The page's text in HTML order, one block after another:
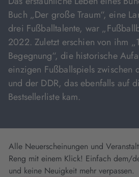
Buch „Der große Traum“, eine
drei Fußballtalente, war
2022. Zuletzt erschien von ihm
Begegnung“, die historische
einzigen Fußballspiels zwischen
und der DDR, das ebenfalls auf
Bestsellerliste kam.
Alle Neuerscheinungen und
Reng mit einem Klick! Einfach dem/
und keine Neuigkeit mehr verpassen.